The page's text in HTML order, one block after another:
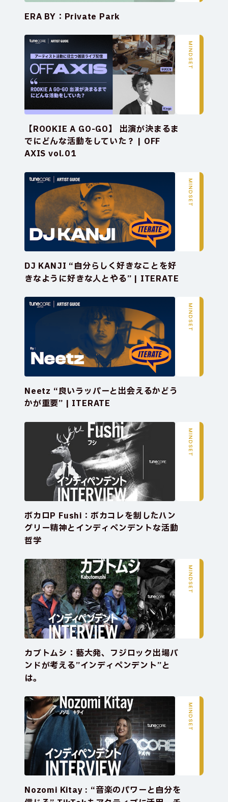
ERA BY：Private Park
MINDSET
【ROOKIE A GO-GO】 出演が決まるま
でにどんな活動をしていた？ | OFF
AXIS vol.01
MINDSET
DJ KANJI “自分らしく好きなことを好
きなように好きな人とやる” | ITERATE
MINDSET
Neetz “良いラッパーと出会えるかどう
かが重要” | ITERATE
MINDSET
ボカロP Fushi：ボカコレを制したハン
グリー精神とインディペンデントな活動
哲学
MINDSET
カブトムシ：藝大発、フジロック出場バ
ンドが考える”インディペンデント”と
は。
MINDSET
Nozomi Kitay : “音楽のパワーと自分を